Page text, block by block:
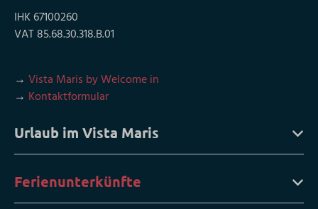
IHK 67100260
VAT 85.68.30.318.B.01
→ Vista Maris by Welcome in
→ Kontaktformular
Urlaub im Vista Maris
Ferienunterkünfte